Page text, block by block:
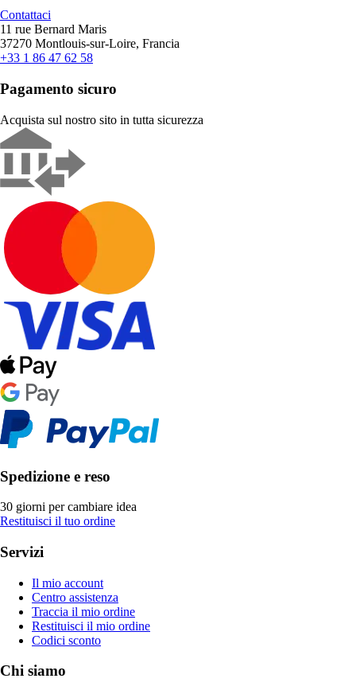
Contattaci
11 rue Bernard Maris
37270 Montlouis-sur-Loire, Francia
+33 1 86 47 62 58
Pagamento sicuro
Acquista sul nostro sito in tutta sicurezza
Spedizione e reso
30 giorni per cambiare idea
Restituisci il tuo ordine
Servizi
Il mio account
Centro assistenza
Traccia il mio ordine
Restituisci il mio ordine
Codici sconto
Chi siamo